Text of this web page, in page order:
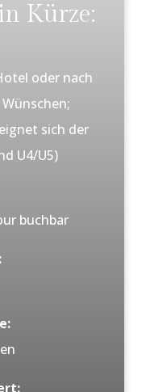
Kürze:
oder nach
sich der
U4/U5)
buchbar